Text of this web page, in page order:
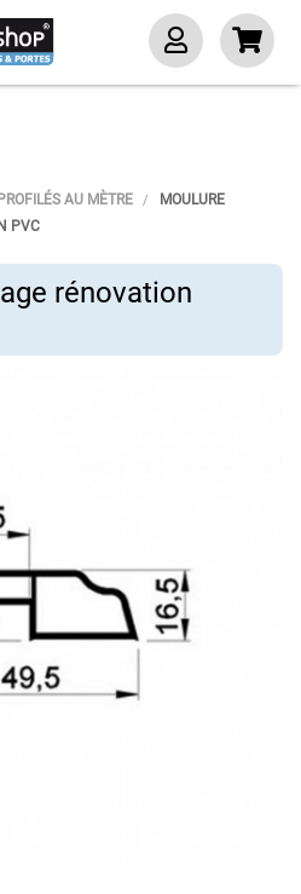
PROFILÉS AU MÈTRE
MOULURE
PVC
rénovation